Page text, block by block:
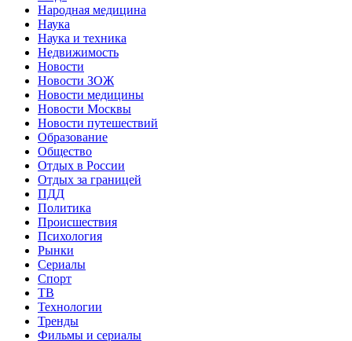
Народная медицина
Наука
Наука и техника
Недвижимость
Новости
Новости ЗОЖ
Новости медицины
Новости Москвы
Новости путешествий
Образование
Общество
Отдых в России
Отдых за границей
ПДД
Политика
Происшествия
Психология
Рынки
Сериалы
Спорт
ТВ
Технологии
Тренды
Фильмы и сериалы